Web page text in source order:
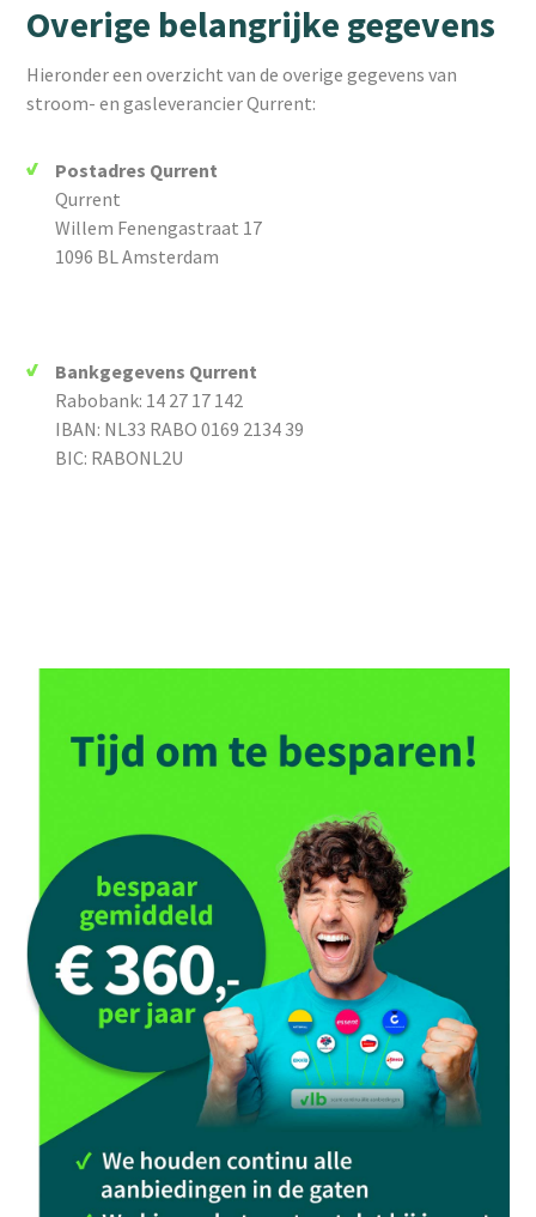
Overige belangrijke gegevens
Hieronder een overzicht van de overige gegevens van
stroom- en gasleverancier Qurrent:
Postadres Qurrent
Qurrent
Willem Fenengastraat 17
1096 BL Amsterdam
Bankgegevens Qurrent
Rabobank: 14 27 17 142
IBAN: NL33 RABO 0169 2134 39
BIC: RABONL2U